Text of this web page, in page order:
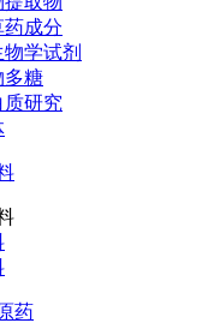
药成分
学试剂
多糖
质研究
药